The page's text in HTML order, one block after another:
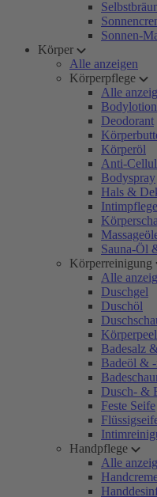
Sonnen-
Körper
Alle anzeigen
Körperpflege
Alle
Bodylotion
Deodorant
Körperöl
Anti-
Bodyspray
Hals &
Intimpflege
Sauna-Öl
Körperreinigung
Alle
Duschgel
Duschöl
Badesalz
Badeöl &
Dusch- &
Feste Seife
Handpflege
Alle